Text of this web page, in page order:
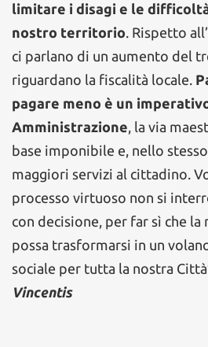
limitare i disagi e le
nostro territorio. Rispetto
ci parlano di un aumento del
riguardano la fiscalità locale.
pagare meno è un
Amministrazione, la via
base imponibile e, nello
maggiori servizi al cittadino.
processo virtuoso non si
con decisione, per far sì che la
possa trasformarsi in un
sociale per tutta la nostra
Vincentis